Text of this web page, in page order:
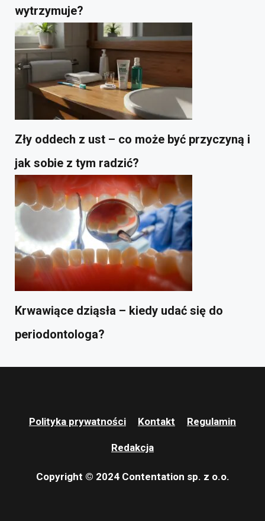
wytrzymuje?
Zły oddech z ust – co może być przyczyną i
jak sobie z tym radzić?
Krwawiące dziąsła – kiedy udać się do
periodontologa?
Polityka prywatności Kontakt Regulamin
Redakcja
Copyright © 2024 Contentation sp. z o.o.